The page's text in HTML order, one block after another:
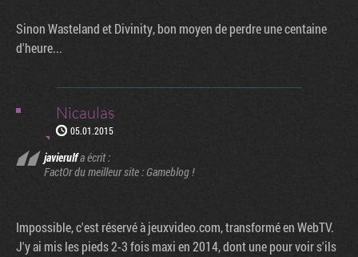
Sinon Wasteland et Divinity, bon moyen de perdre une centaine
d'heure...
Nicaulas
05.01.2015
javierulfa écrit :
FactOr du meilleur site : Gameblog !
Impossible, c'est réservé à jeuxvideo.com, transformé en WebTV.
J'y ai mis les pieds 2-3 fois maxi en 2014, dont une pour voir s'ils